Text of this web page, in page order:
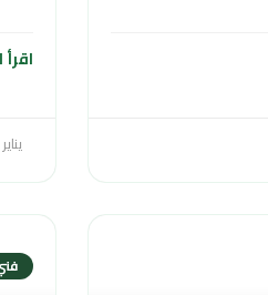
يناير 27, 2026